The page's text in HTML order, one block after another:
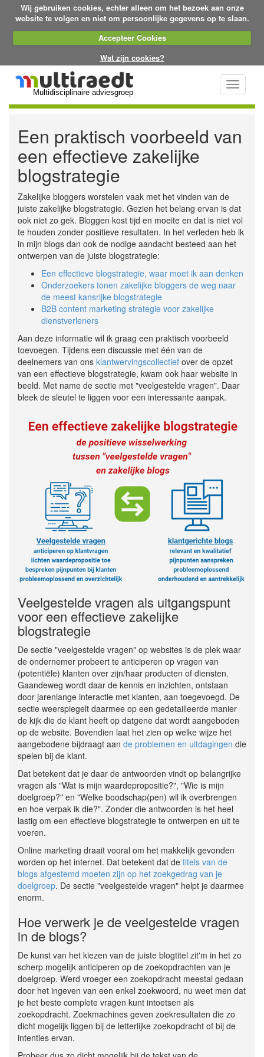
Wij gebruiken cookies, echter alleen om het bezoek aan onze
website te volgen en niet om persoonlijke gegevens op te slaan.
Accepteer Cookies
Wat zijn cookies?
Multidisciplinaire adviesgroep
Toggle
Een praktisch voorbeeld van
een effectieve zakelijke
blogstrategie
Zakelijke bloggers worstelen vaak met het vinden van de
juiste zakelijke blogstrategie. Gezien het belang ervan is dat
ook niet zo gek. Bloggen kost tijd en moeite en dat is niet vol
te houden zonder positieve resultaten. In het verleden heb ik
in mijn blogs dan ook de nodige aandacht besteed aan het
ontwerpen van de juiste blogstrategie:
Een effectieve blogstrategie, waar moet ik aan denken
Onderzoekers tonen zakelijke bloggers de weg naar
de meest kansrijke blogstrategie
B2B content marketing strategie voor zakelijke
dienstverleners
Aan deze informatie wil ik graag een praktisch voorbeeld
toevoegen. Tijdens een discussie met één van de
deelnemers van ons klantwervingscollectief over de opzet
van een effectieve blogstrategie, kwam ook haar website in
beeld. Met name de sectie met "veelgestelde vragen". Daar
bleek de sleutel te liggen voor een interessante aanpak.
Veelgestelde vragen als uitgangspunt
voor een effectieve zakelijke
blogstrategie
De sectie "veelgestelde vragen" op websites is de plek waar
de ondernemer probeert te anticiperen op vragen van
(potentiële) klanten over zijn/haar producten of diensten.
Gaandeweg wordt daar de kennis en inzichten, ontstaan
door jarenlange interactie met klanten, aan toegevoegd. De
sectie weerspiegelt daarmee op een gedetailleerde manier
de kijk die de klant heeft op datgene dat wordt aangeboden
op de website. Bovendien laat het zien op welke wijze het
aangebodene bijdraagt aan de problemen en uitdagingen die
spelen bij de klant.
Dat betekent dat je daar de antwoorden vindt op belangrijke
vragen als "Wat is mijn waardepropositie?", "Wie is mijn
doelgroep?" en "Welke boodschap(pen) wil ik overbrengen
en hoe verpak ik die?". Zonder die antwoorden is het heel
lastig om een effectieve blogstrategie te ontwerpen en uit te
voeren.
Online marketing draait vooral om het makkelijk gevonden
worden op het internet. Dat betekent dat de titels van de
blogs afgestemd moeten zijn op het zoekgedrag van je
doelgroep. De sectie "veelgestelde vragen" helpt je daarmee
enorm.
Hoe verwerk je de veelgestelde vragen
in de blogs?
De kunst van het kiezen van de juiste blogtitel zit'm in het zo
scherp mogelijk anticiperen op de zoekopdrachten van je
doelgroep. Werd vroeger een zoekopdracht meestal gedaan
door het ingeven van een enkel zoekwoord, nu weet men dat
je het beste complete vragen kunt intoetsen als
zoekopdracht. Zoekmachines geven zoekresultaten die zo
dicht mogelijk liggen bij de letterlijke zoekopdracht of bij de
intenties ervan.